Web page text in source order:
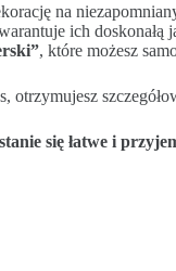
na
ich
, które możesz
otrzymujesz
się łatwe i